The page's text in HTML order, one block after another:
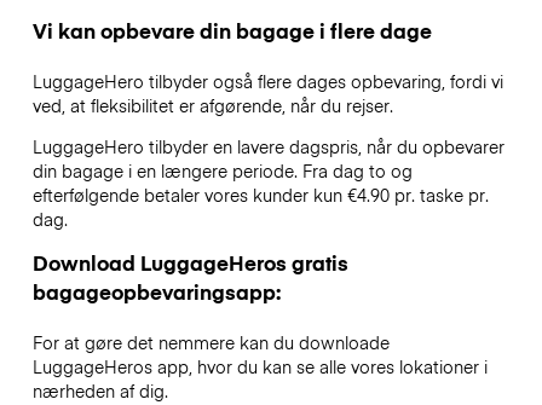
Vi kan opbevare din bagage i flere dage
LuggageHero tilbyder også flere dages opbevaring, fordi vi
ved, at fleksibilitet er afgørende, når du rejser.
LuggageHero tilbyder en lavere dagspris, når du opbevarer
din bagage i en længere periode. Fra dag to og
efterfølgende betaler vores kunder kun €4.90 pr. taske pr.
dag.
Download LuggageHeros gratis
bagageopbevaringsapp:
For at gøre det nemmere kan du downloade
LuggageHeros app, hvor du kan se alle vores lokationer i
nærheden af dig.